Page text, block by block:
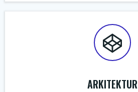
ARKITEKTUR